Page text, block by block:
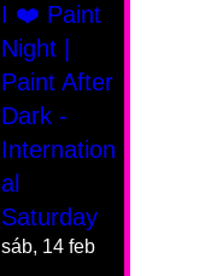
I ❤️ Paint
Night |
Paint After
Dark -
Internation
al
Saturday
sáb, 14 feb